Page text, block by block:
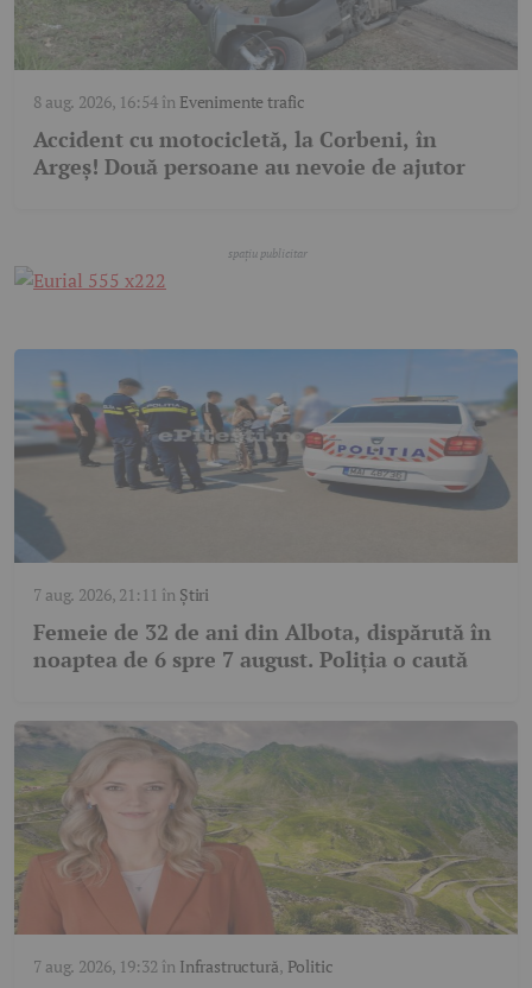
8 aug. 2026, 16:54în Evenimente trafic
Accident cu motocicletă, la Corbeni, în
Argeș! Două persoane au nevoie de ajutor
7 aug. 2026, 21:11 în Știri
Femeie de 32 de ani din Albota, dispărută în
noaptea de 6 spre 7 august. Poliția o caută
7 aug. 2026, 19:32 în Infrastructură, Politic